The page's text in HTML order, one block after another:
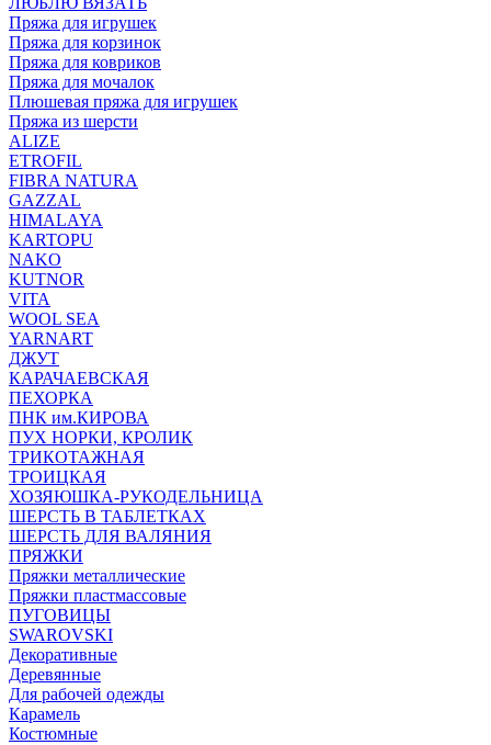
Пряжа для игрушек
Пряжа для корзинок
Пряжа для ковриков
Пряжа для мочалок
Плюшевая пряжа для игрушек
Пряжа из шерсти
ALIZE
ETROFIL
FIBRA NATURA
GAZZAL
HIMALAYA
KARTOPU
NAKO
KUTNOR
VITA
WOOL SEA
YARNART
ДЖУТ
КАРАЧАЕВСКАЯ
ПЕХОРКА
ПНК им.КИРОВА
ПУХ НОРКИ, КРОЛИК
ТРИКОТАЖНАЯ
ТРОИЦКАЯ
ХОЗЯЮШКА-РУКОДЕЛЬНИЦА
ШЕРСТЬ В ТАБЛЕТКАХ
ШЕРСТЬ ДЛЯ ВАЛЯНИЯ
ПРЯЖКИ
Пряжки металлические
Пряжки пластмассовые
ПУГОВИЦЫ
SWAROVSKI
Декоративные
Деревянные
Для рабочей одежды
Карамель
Костюмные